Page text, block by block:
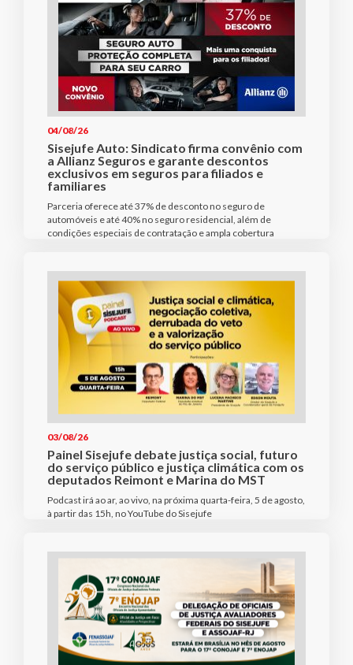
04/08/26
Sisejufe Auto: Sindicato firma convênio com
a Allianz Seguros e garante descontos
exclusivos em seguros para filiados e
familiares
Parceria oferece até 37% de desconto no seguro de
automóveis e até 40% no seguro residencial, além de
condições especiais de contratação e ampla cobertura
03/08/26
Painel Sisejufe debate justiça social, futuro
do serviço público e justiça climática com os
deputados Reimont e Marina do MST
Podcast irá ao ar, ao vivo, na próxima quarta-feira, 5 de agosto,
à partir das 15h, no YouTube do Sisejufe